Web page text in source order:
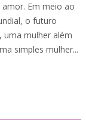
Em meio ao
o futuro
uma mulher além
simples mulher...